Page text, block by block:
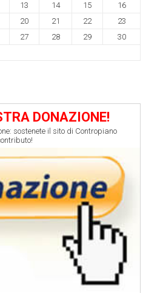
13 14 15
16
20 21 22
23
27 28 29
30
DONAZIONE!
sostenete il sito di Contropiano